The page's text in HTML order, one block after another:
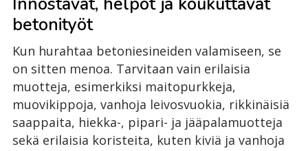
betonityöt
Kun hurahtaa betoniesineiden valamiseen, se
on sitten menoa. Tarvitaan vain erilaisia
muotteja, esimerkiksi maitopurkkeja,
muovikippoja, vanhoja leivosvuokia, rikkinäisiä
saappaita, hiekka-, pipari- ja jääpalamuotteja
sekä erilaisia koristeita, kuten kiviä ja vanhoja